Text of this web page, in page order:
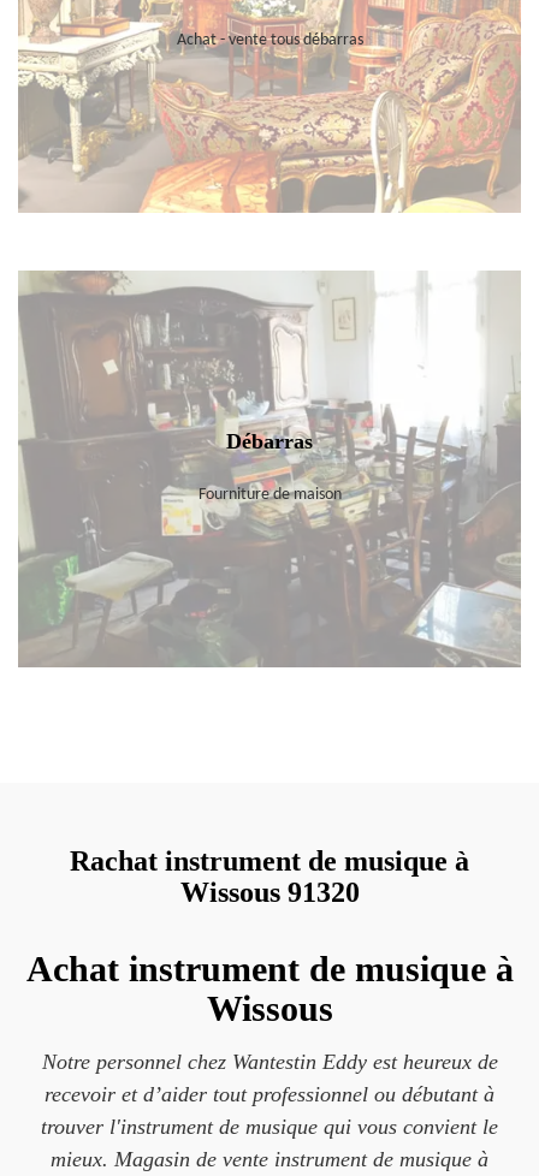
Achat - vente tous débarras
Débarras
Fourniture de maison
Rachat instrument de musique à
Wissous 91320
Achat instrument de musique à
Wissous
Notre personnel chez Wantestin Eddy est heureux de
recevoir et d’aider tout professionnel ou débutant à
trouver l'instrument de musique qui vous convient le
mieux. Magasin de vente instrument de musique à